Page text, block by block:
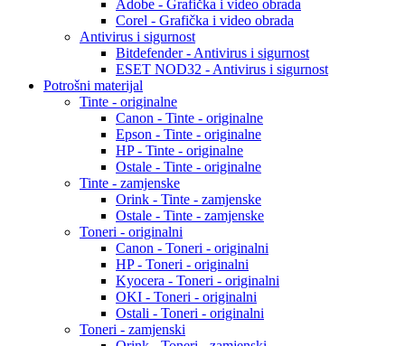
Adobe - Grafička i video obrada
Corel - Grafička i video obrada
Antivirus i sigurnost
Bitdefender - Antivirus i sigurnost
ESET NOD32 - Antivirus i sigurnost
Potrošni materijal
Tinte - originalne
Canon - Tinte - originalne
Epson - Tinte - originalne
HP - Tinte - originalne
Ostale - Tinte - originalne
Tinte - zamjenske
Orink - Tinte - zamjenske
Ostale - Tinte - zamjenske
Toneri - originalni
Canon - Toneri - originalni
HP - Toneri - originalni
Kyocera - Toneri - originalni
OKI - Toneri - originalni
Ostali - Toneri - originalni
Toneri - zamjenski